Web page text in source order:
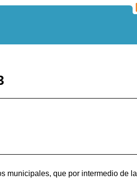
municipales, que por intermedio de la